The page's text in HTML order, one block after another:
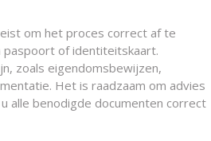
om het proces correct af te
paspoort of identiteitskaart.
zoals eigendomsbewijzen,
Het is raadzaam om advies
alle benodigde documenten correct